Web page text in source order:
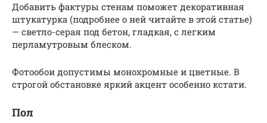
Добавить фактуры стенам поможет декоративная
штукатурка (подробнее о ней читайте в этой статье)
— светло-серая под бетон, гладкая, с легким
перламутровым блеском.
Фотообои допустимы монохромные и цветные. В
строгой обстановке яркий акцент особенно кстати.
Пол